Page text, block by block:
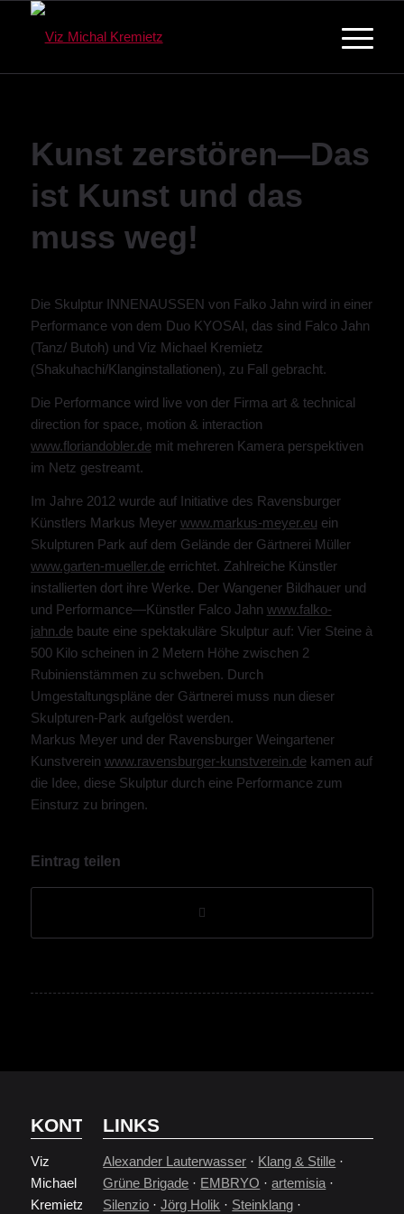
Kunst zerstören—Das
ist Kunst und das
muss weg!
Die Skulptur INNENAUSSEN von Falko Jahn wird in einer
Performance von dem Duo KYOSAI, das sind Falco Jahn
(Tanz/ Butoh) und Viz Michael Kremietz
(Shakuhachi/Klanginstallationen), zu Fall gebracht.
Die Performance wird live von der Firma art & technical
direction for space, motion & interaction
www.floriandobler.demit mehreren Kamera perspektiven
im Netz gestreamt.
Im Jahre 2012 wurde auf Initiative des Ravensburger
Künstlers Markus Meyer www.markus-meyer.eu ein
Skulpturen Park auf dem Gelände der Gärtnerei Müller
www.garten-mueller.deerrichtet. Zahlreiche Künstler
installierten dort ihre Werke. Der Wangener Bildhauer und
und Performance—Künstler Falco Jahn www.falko-
jahn.debaute eine spektakuläre Skulptur auf: Vier Steine à
500 Kilo scheinen in 2 Metern Höhe zwischen 2
Rubinienstämmen zu schweben. Durch
Umgestaltungspläne der Gärtnerei muss nun dieser
Skulpturen-Park aufgelöst werden.
Markus Meyer und der Ravensburger Weingartener
Kunstverein www.ravensburger-kunstverein.dekamen auf
die Idee, diese Skulptur durch eine Performance zum
Einsturz zu bringen.
Eintrag teilen
KONTAKT
Viz
Michael
Kremietz
LINKS
Alexander Lauterwasser · Klang & Stille ·
Grüne Brigade · EMBRYO ·artemisia ·
Silenzio ·Jörg Holik · Steinklang ·